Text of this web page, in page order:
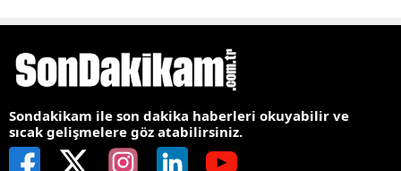
Sondakikam ile son dakika haberleri okuyabilir ve
sıcak gelişmelere göz atabilirsiniz.